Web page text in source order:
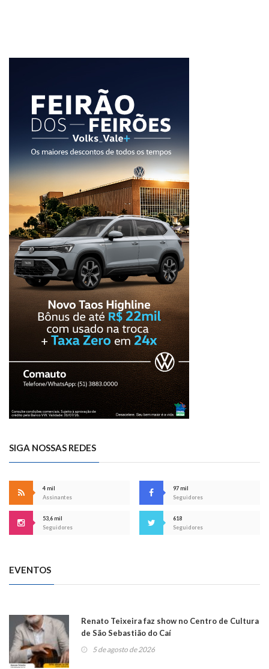
SIGA NOSSAS REDES
4 mil
Assinantes
97 mil
Seguidores
53,6 mil
Seguidores
618
Seguidores
EVENTOS
Renato Teixeira faz show no Centro de Cultura
de São Sebastião do Caí
5 de agosto de 2026